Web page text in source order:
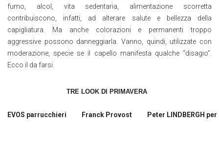
fumo, alcol, vita sedentaria, alimentazione scorretta
contribuiscono, infatti, ad alterare salute e bellezza della
capigliatura. Ma anche colorazioni e permanenti troppo
aggressive possono danneggiarla. Vanno, quindi, utilizzate con
moderazione, specie se il capello manifesta qualche “disagio”.
Ecco il da farsi.
TRE LOOK DI PRIMAVERA
EVOS parrucchieri Franck Provost Peter LINDBERGH